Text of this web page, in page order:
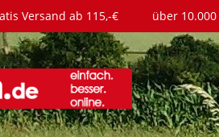
Versand ab 115,-€ über